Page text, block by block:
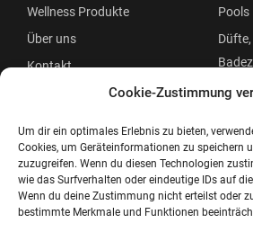
Cookie-Zustimmung
Um dir ein optimales Erlebnis zu bieten,
Cookies, um Geräteinformationen zu speichern
zuzugreifen. Wenn du diesen Technologien
wie das Surfverhalten oder eindeutige IDs auf
Wenn du deine Zustimmung nicht erteilst oder
bestimmte Merkmale und Funktionen
Wellness Produkte
Über uns
Kontakt
Pools